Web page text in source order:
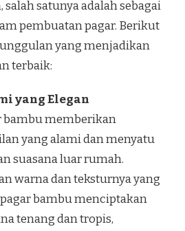
satunya adalah sebagai
pembuatan pagar. Berikut
yang menjadikan
terbaik:
yang Elegan
bambu memberikan
yang alami dan menyatu
suasana luar rumah.
warna dan teksturnya yang
bambu menciptakan
tenang dan tropis,